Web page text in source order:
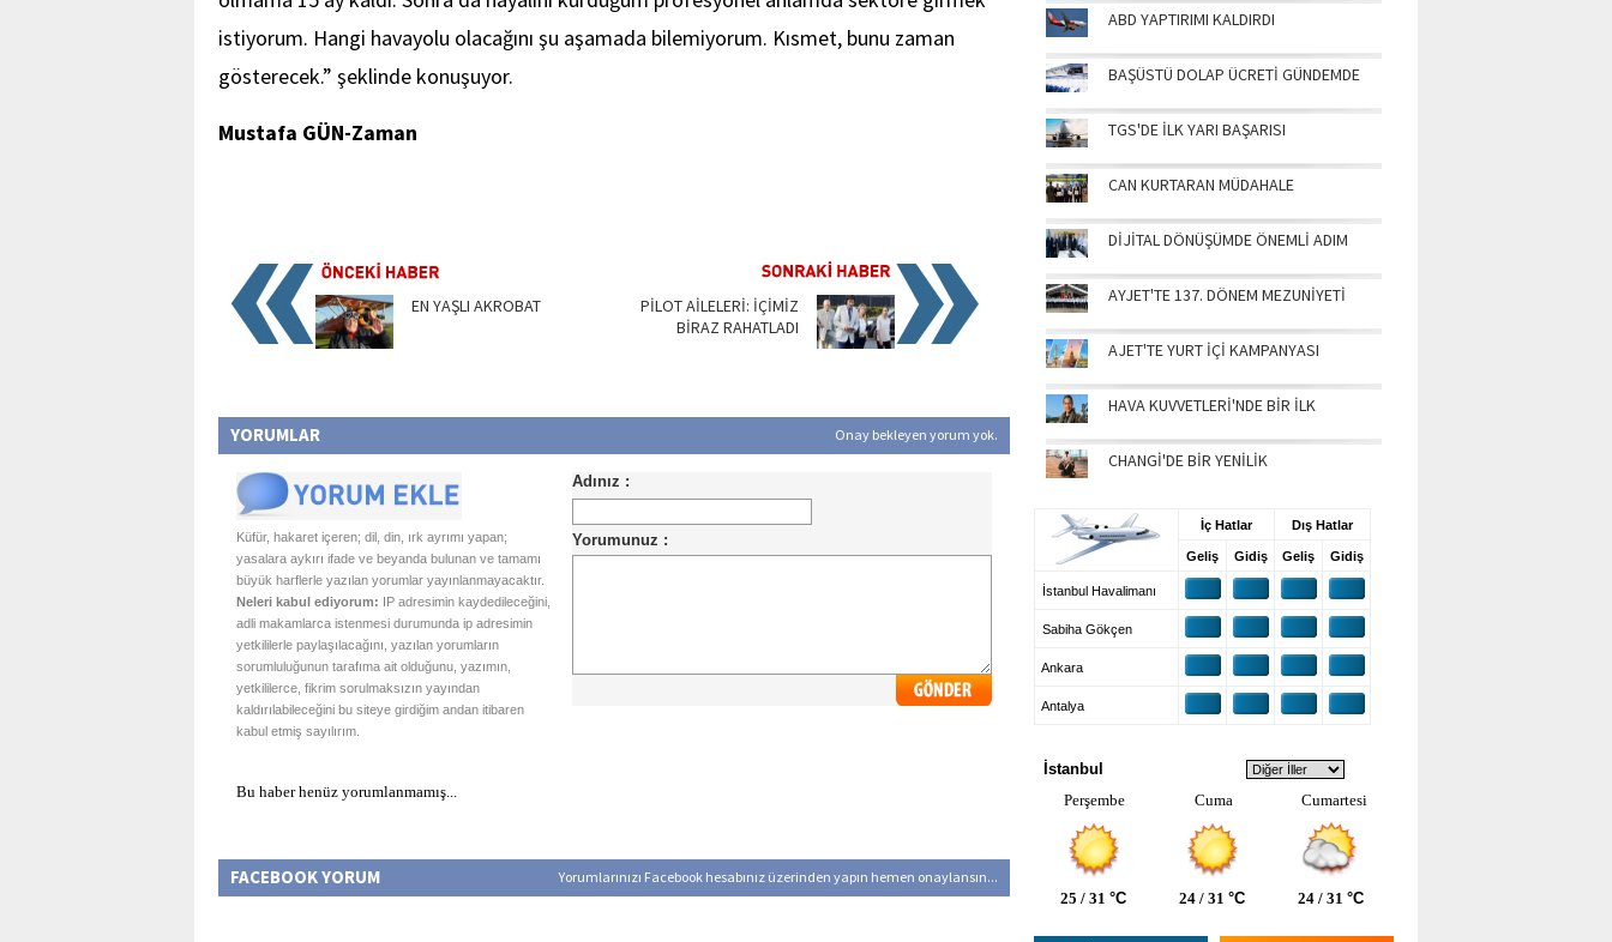
istiyorum. Hangi havayolu olacağını şu aşamada bilemiyorum. Kısmet, bunu zaman
gösterecek.” şeklinde konuşuyor.
Mustafa GÜN-Zaman
EN YAŞLI AKROBAT
PİLOT AİLELERİ: İÇİMİZ
BİRAZ RAHATLADI
YORUMLAR Onay bekleyen yorum yok.
Küfür, hakaret içeren; dil, din, ırk ayrımı yapan;
yasalara aykırı ifade ve beyanda bulunan ve tamamı
büyük harflerle yazılan yorumlar yayınlanmayacaktır.
Neleri kabul ediyorum: IP adresimin kaydedileceğini,
adli makamlarca istenmesi durumunda ip adresimin
yetkililerle paylaşılacağını, yazılan yorumların
sorumluluğunun tarafıma ait olduğunu, yazımın,
yetkililerce, fikrim sorulmaksızın yayından
kaldırılabileceğini bu siteye girdiğim andan itibaren
kabul etmiş sayılırım.
Bu haber henüz yorumlanmamış...
FACEBOOK YORUM Yorumlarınızı Facebook hesabınız üzerinden yapın hemen onaylansın...
ABD YAPTIRIMI KALDIRDI
BAŞÜSTÜ DOLAP ÜCRETİ GÜNDEMDE
TGS'DE İLK YARI BAŞARISI
CAN KURTARAN MÜDAHALE
DİJİTAL DÖNÜŞÜMDE ÖNEMLİ ADIM
AYJET'TE 137. DÖNEM MEZUNİYETİ
AJET'TE YURT İÇİ KAMPANYASI
HAVA KUVVETLERİ'NDE BİR İLK
CHANGİ'DE BİR YENİLİK
İç Hatlar Dış Hatlar
Geliş Gidiş Geliş Gidiş
İstanbul Havalimanı
Sabiha Gökçen
Ankara
Antalya
İstanbul
Perşembe
Cuma Cumartesi
25 / 31 °C 24 / 31 °C 24 / 31 °C